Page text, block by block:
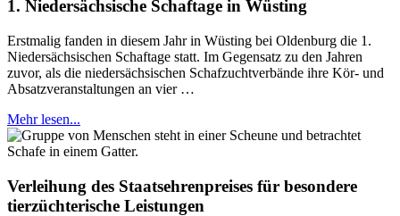
1. Niedersächsische Schaftage in Wüsting
Erstmalig fanden in diesem Jahr in Wüsting bei Oldenburg die 1.
Niedersächsischen Schaftage statt. Im Gegensatz zu den Jahren
zuvor, als die niedersächsischen Schafzuchtverbände ihre Kör- und
Absatzveranstaltungen an vier …
Mehr lesen...
Verleihung des Staatsehrenpreises für besondere
tierzüchterische Leistungen